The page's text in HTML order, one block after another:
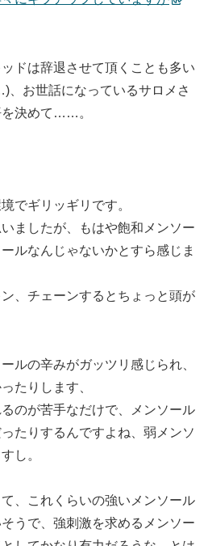
ドは辞退させて頂くことも多い
お世話になっているサロメさ
を決めて……。
でギリッギリです。
ましたが、もはや飽和メンソー
ルなんじゃないかとすら感じま
、チェーンするとちょっと頭が
ルの辛みがガッツリ感じられ、
たりします、
のが苦手なだけで、メンソール
たりするんですよね、弱メンソ
し。
、これくらいの強いメンソール
うで、強刺激を求めるメンソー